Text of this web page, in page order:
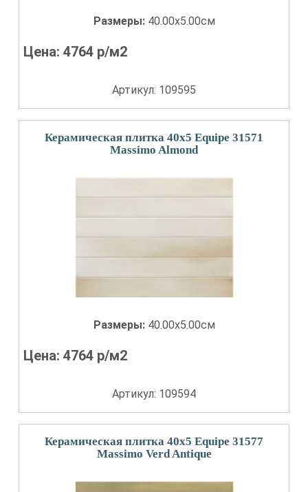
Размеры: 40.00x5.00см
Цена:4764 р/м2
Артикул: 109595
Керамическая плитка 40x5 Equipe 31571
Massimo Almond
Размеры: 40.00x5.00см
Цена:4764 р/м2
Артикул: 109594
Керамическая плитка 40x5 Equipe 31577
Massimo Verd Antique